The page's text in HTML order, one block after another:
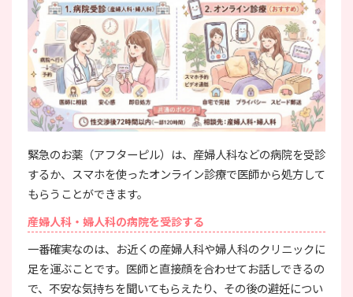
緊急のお薬（アフターピル）は、産婦人科などの病院を受診
するか、スマホを使ったオンライン診療で医師から処方して
もらうことができます。
産婦人科・婦人科の病院を受診する
一番確実なのは、お近くの産婦人科や婦人科のクリニックに
足を運ぶことです。医師と直接顔を合わせてお話しできるの
で、不安な気持ちを聞いてもらえたり、その後の避妊につい